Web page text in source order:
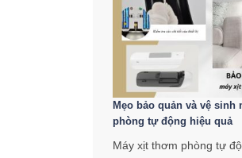
Mẹo bảo quản và vệ sinh
phòng tự động hiệu quả
Máy xịt thơm phòng tự